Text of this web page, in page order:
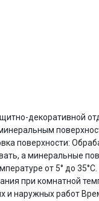
декоративной
поверхности:
а минеральные
от 5° до
при комнатной
и наружных работ
будутсписываться
25%каждые 2